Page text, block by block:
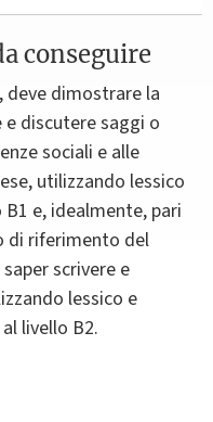
conseguire
deve dimostrare la
discutere saggi o
sociali e alle
utilizzando lessico
e, idealmente, pari
di riferimento del
scrivere e
lessico e
livello B2.